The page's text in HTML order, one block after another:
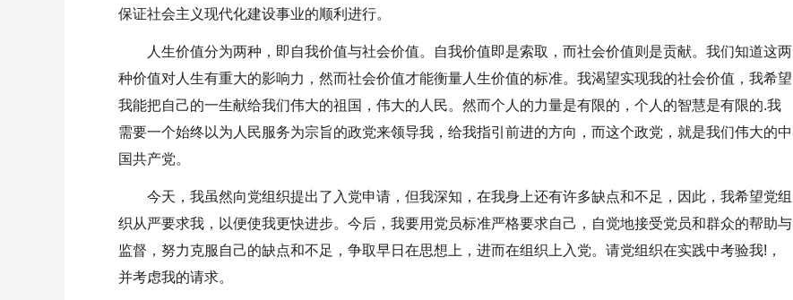
保证社会主义现代化建设事业的顺利进行。
人生价值分为两种，即自我价值与社会价值。自我价值即是索取，而社会价值则是贡献。我们知道这两
种价值对人生有重大的影响力，然而社会价值才能衡量人生价值的标准。我渴望实现我的社会价值，我希望
我能把自己的一生献给我们伟大的祖国，伟大的人民。然而个人的力量是有限的，个人的智慧是有限的.我
需要一个始终以为人民服务为宗旨的政党来领导我，给我指引前进的方向，而这个政党，就是我们伟大的中
国共产党。
今天，我虽然向党组织提出了入党申请，但我深知，在我身上还有许多缺点和不足，因此，我希望党组
织从严要求我，以便使我更快进步。今后，我要用党员标准严格要求自己，自觉地接受党员和群众的帮助与
监督，努力克服自己的缺点和不足，争取早日在思想上，进而在组织上入党。请党组织在实践中考验我!，
并考虑我的请求。